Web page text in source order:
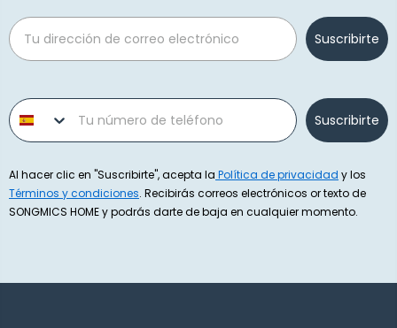
Email
Suscribirte
Phone number
Suscribirte
Al hacer clic en "Suscribirte", acepta la Política de privacidad y los
Términos y condiciones. Recibirás correos electrónicos or texto de
SONGMICS HOME y podrás darte de baja en cualquier momento.